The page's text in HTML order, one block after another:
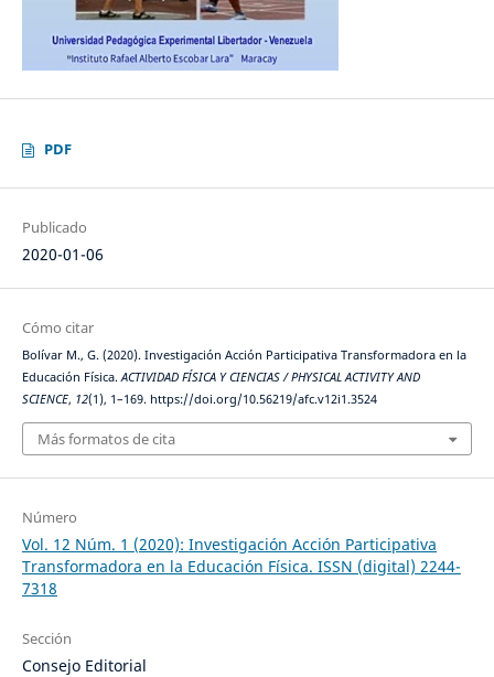
PDF
Publicado
2020-01-06
Cómo citar
Bolívar M., G. (2020). Investigación Acción Participativa Transformadora en la
Educación Física.ACTIVIDAD FÍSICA Y CIENCIAS / PHYSICAL ACTIVITY AND
SCIENCE, 12(1), 1–169. https://doi.org/10.56219/afc.v12i1.3524
Más formatos de cita
Número
Vol. 12 Núm. 1 (2020): Investigación Acción Participativa
Transformadora en la Educación Física. ISSN (digital) 2244-
7318
Sección
Consejo Editorial